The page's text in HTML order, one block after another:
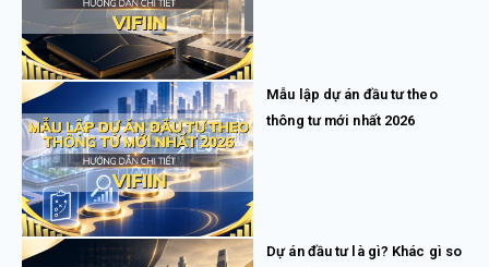
Mẫu lập dự án đầu tư theo
thông tư mới nhất 2026
Dự án đầu tư là gì? Khác gì so